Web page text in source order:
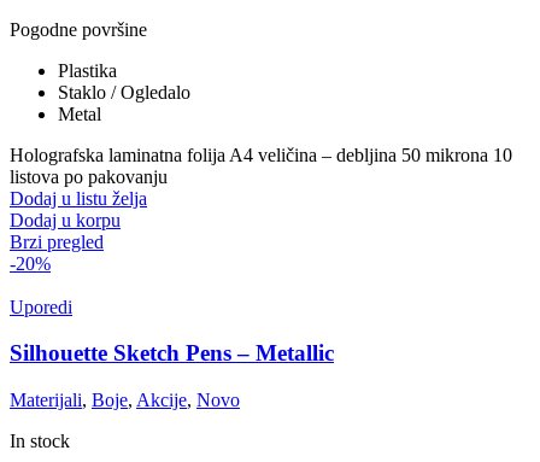
Pogodne površine
Plastika
Staklo / Ogledalo
Metal
Holografska laminatna folija A4 veličina – debljina 50 mikrona 10
listova po pakovanju
Dodaj u listu želja
Dodaj u korpu
Brzi pregled
-20%
Uporedi
Silhouette Sketch Pens – Metallic
Materijali, Boje, Akcije, Novo
In stock